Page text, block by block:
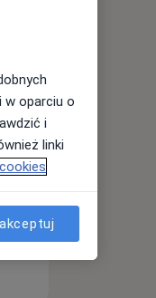
12 Sie
w oparciu o
i
linki